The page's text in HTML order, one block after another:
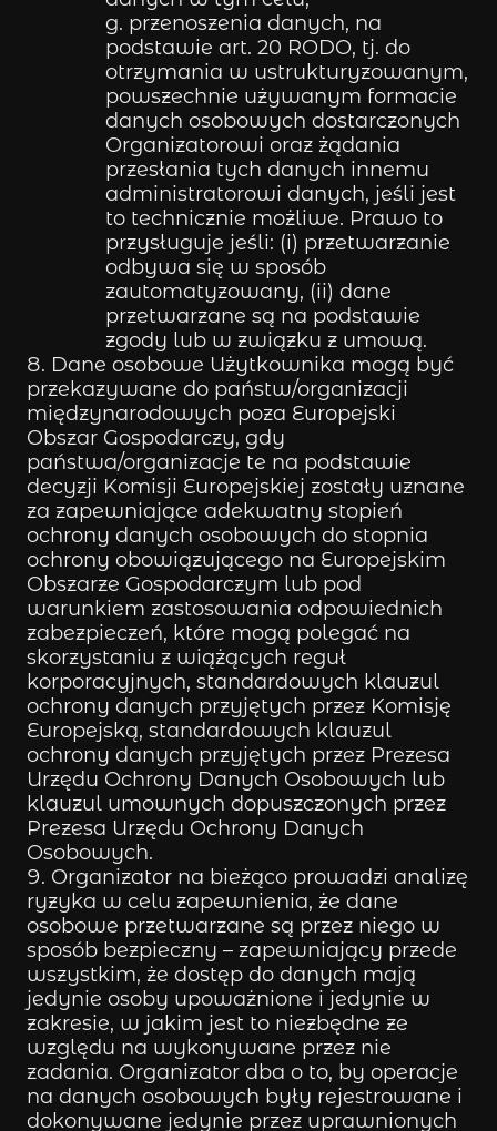
g. przenoszenia danych, na
podstawie art. 20 RODO, tj. do
otrzymania w ustrukturyzowanym,
powszechnie używanym formacie
danych osobowych dostarczonych
Organizatorowi oraz żądania
przesłania tych danych innemu
administratorowi danych, jeśli jest
to technicznie możliwe. Prawo to
przysługuje jeśli: (i) przetwarzanie
odbywa się w sposób
zautomatyzowany, (ii) dane
przetwarzane są na podstawie
zgody lub w związku z umową.
Dane osobowe Użytkownika mogą być
przekazywane do państw/organizacji
międzynarodowych poza Europejski
Obszar Gospodarczy, gdy
państwa/organizacje te na podstawie
decyzji Komisji Europejskiej zostały uznane
za zapewniające adekwatny stopień
ochrony danych osobowych do stopnia
ochrony obowiązującego na Europejskim
Obszarze Gospodarczym lub pod
warunkiem zastosowania odpowiednich
zabezpieczeń, które mogą polegać na
skorzystaniu z wiążących reguł
korporacyjnych, standardowych klauzul
ochrony danych przyjętych przez Komisję
Europejską, standardowych klauzul
ochrony danych przyjętych przez Prezesa
Urzędu Ochrony Danych Osobowych lub
klauzul umownych dopuszczonych przez
Prezesa Urzędu Ochrony Danych
Osobowych.
Organizator na bieżąco prowadzi analizę
ryzyka w celu zapewnienia, że dane
osobowe przetwarzane są przez niego w
sposób bezpieczny – zapewniający przede
wszystkim, że dostęp do danych mają
jedynie osoby upoważnione i jedynie w
zakresie, w jakim jest to niezbędne ze
względu na wykonywane przez nie
zadania. Organizator dba o to, by operacje
na danych osobowych były rejestrowane i
dokonywane jedynie przez uprawnionych